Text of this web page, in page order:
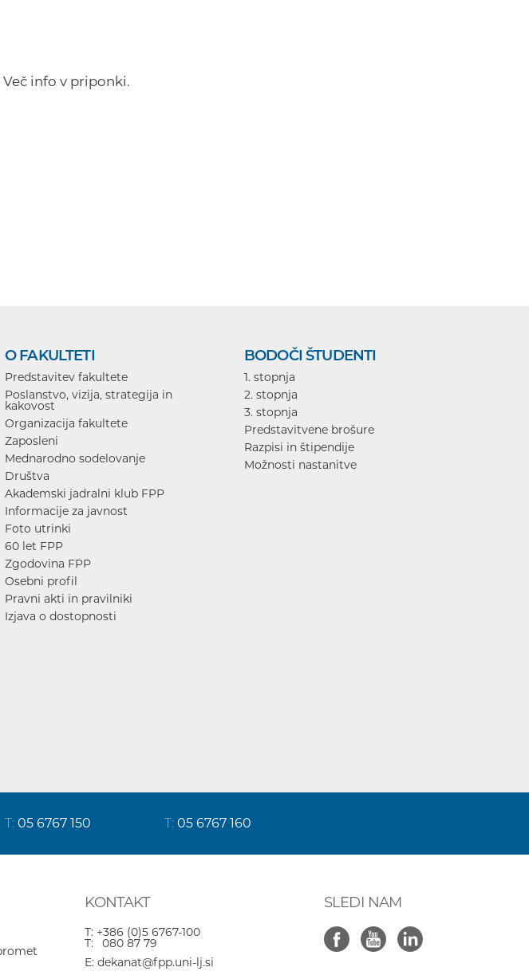
info v priponki.
O FAKULTETI
Predstavitev fakultete
Poslanstvo, vizija, strategija in
kakovost
Organizacija fakultete
Zaposleni
Mednarodno sodelovanje
Društva
Akademski jadralni klub FPP
Informacije za javnost
Foto utrinki
60 let FPP
Zgodovina FPP
Osebni profil
Pravni akti in pravilniki
Izjava o dostopnosti
BODOČI ŠTUDENTI
1. stopnja
2. stopnja
3. stopnja
Predstavitvene brošure
Razpisi in štipendije
Možnosti nastanitve
T: 05 6767 150 T: 05 6767 160
KONTAKT
T: +386 (0)5 6767-100
T:
080 87 79
E: dekanat@fpp.uni-lj.si
SLEDI NAM